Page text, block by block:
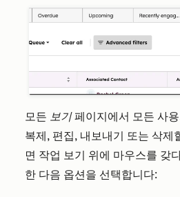
모든 보기페이지에서 모든 사
복제, 편집, 내보내기 또는 삭제
면 작업 보기 위에 마우스를 갖
한 다음 옵션을 선택합니다: